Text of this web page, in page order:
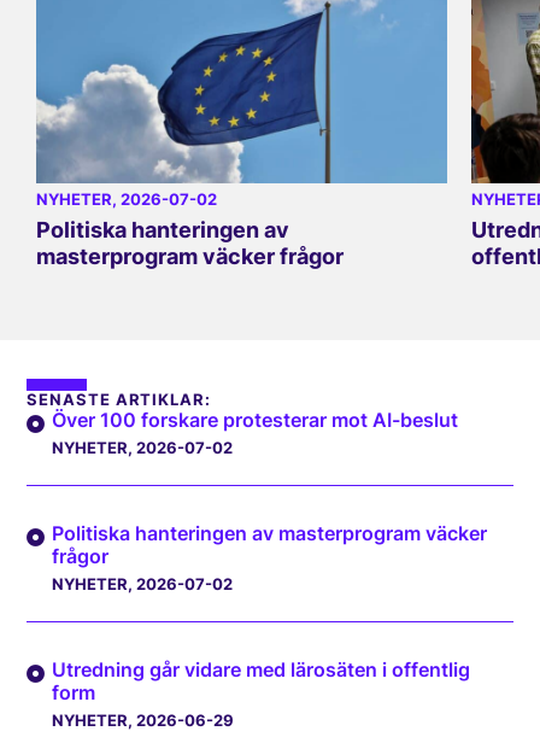
NYHETER, 2026-07-02
Politiska hanteringen av
masterprogram väcker frågor
SENASTE ARTIKLAR:
Över 100 forskare protesterar mot AI-beslut
NYHETER, 2026-07-02
Politiska hanteringen av masterprogram väcker
frågor
NYHETER, 2026-07-02
Utredning går vidare med lärosäten i offentlig
form
NYHETER, 2026-06-29